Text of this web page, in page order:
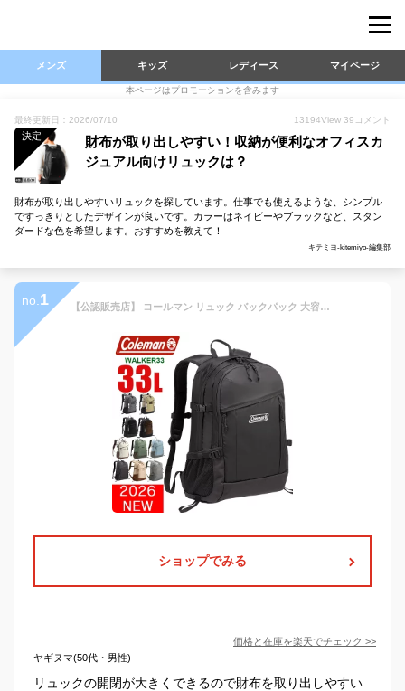
メンズ キッズ レディース マイページ
本ページはプロモーションを含みます
最終更新日：2026/07/10 13194View 39 コメント
決定
財布が取り出しやすい！収納が便利なオフィスカ
ジュアル向けリュックは？
財布が取り出しやすいリュックを探しています。仕事でも使えるような、シンプル
ですっきりとしたデザインが良いです。カラーはネイビーやブラックなど、スタン
ダードな色を希望します。おすすめを教えて！
キテミヨ-kitemiyo-編集部
no. 1 【公認販売店】 コールマン リュック バックパック 大容量 33L coleman ウォーカー33 メンズ レディース 通学 スクールバッグ 高校生 中学生 リュックサック 防災リュック 撥水 おしゃれ 軽量 軽い 大人 30L以上 CBB7031
ショップでみる
価格と在庫を楽天でチェック >>
ヤギヌマ(50代・男性)
リュックの開閉が大きくできるので財布を取り出しやすい